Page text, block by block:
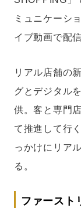
ミュニケーシ
イブ動画で配
リアル店舗の
グとデジタル
供。客と専門
て推進して行
っかけにリア
る。
ファースト